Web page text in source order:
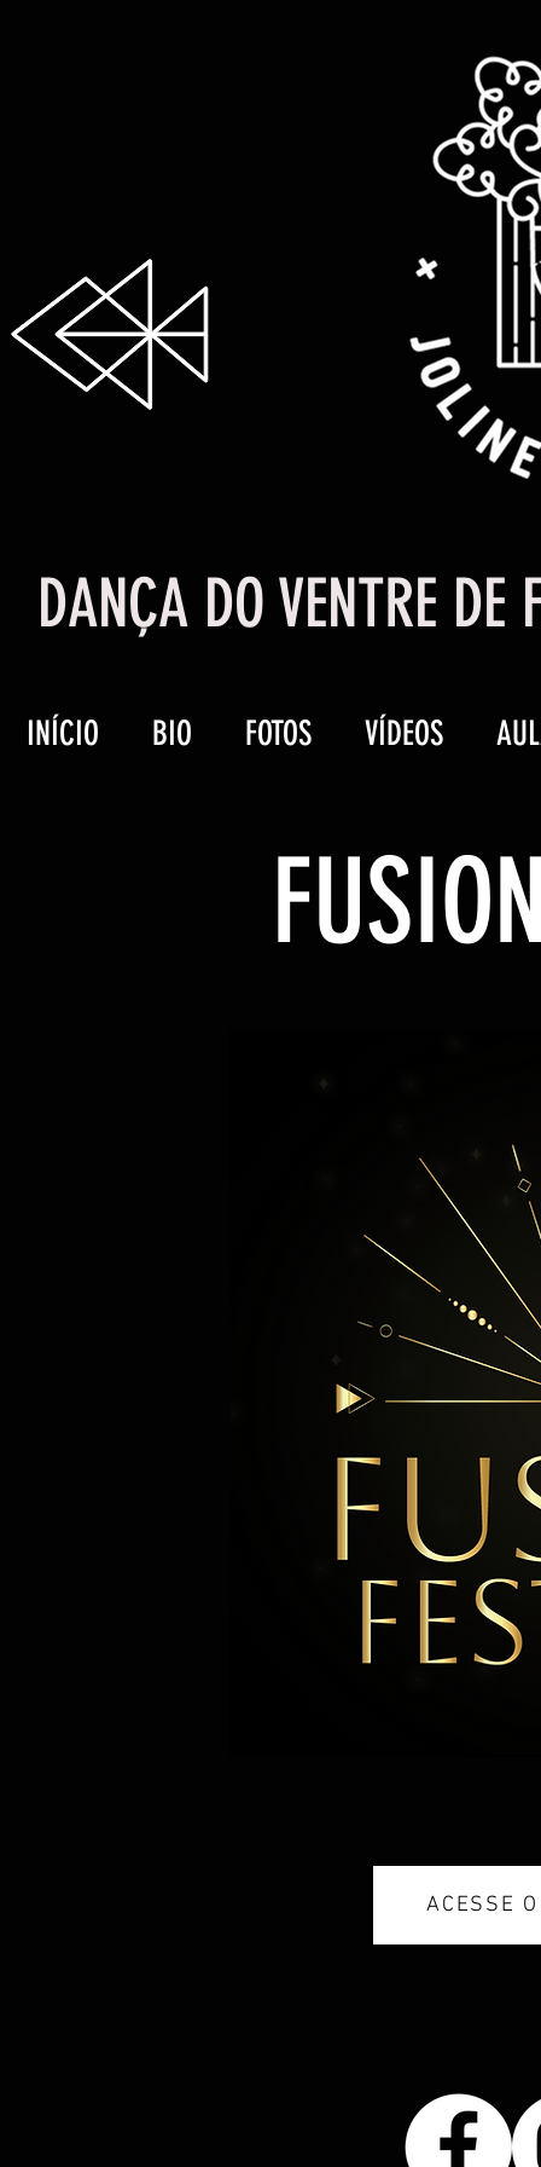
DANÇA DO VENTRE DE
INÍCIO BIO FOTOS VÍDEOS
ACESSE